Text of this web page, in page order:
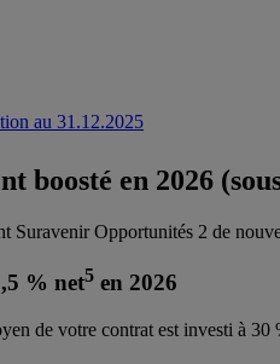
au 31.12.2025
boosté en 2026
Suravenir Opportunités 2 de
% net5 en 2026
de votre contrat est investi à